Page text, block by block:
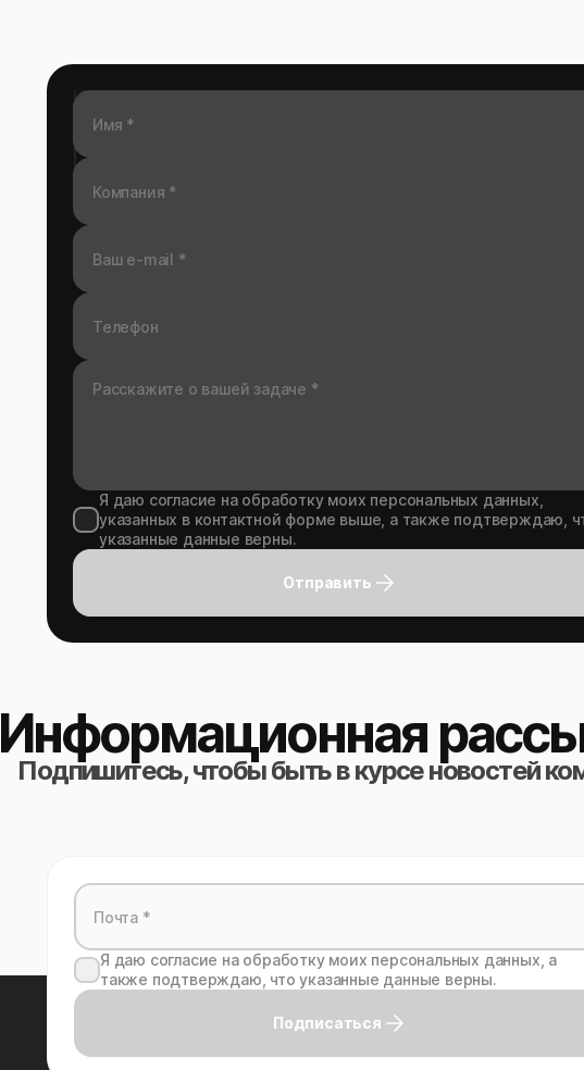
Я даю согласие на обработку моих персональных данных,
указанных в контактной форме выше, а также подтверждаю,
указанные данные верны.
Отправить
Информационная
Подпишитесь, чтобы быть в курсе новостей
Я даю согласие на обработку моих персональных данных, а
также подтверждаю, что указанные данные верны.
Подписаться